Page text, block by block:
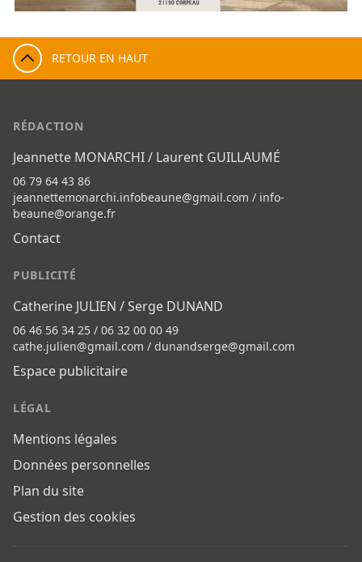
RETOUR EN HAUT
RÉDACTION
Jeannette MONARCHI / Laurent GUILLAUMÉ
06 79 64 43 86
jeannettemonarchi.infobeaune@gmail.com / info-
beaune@orange.fr
Contact
PUBLICITÉ
Catherine JULIEN / Serge DUNAND
06 46 56 34 25 / 06 32 00 00 49
cathe.julien@gmail.com / dunandserge@gmail.com
Espace publicitaire
LÉGAL
Mentions légales
Données personnelles
Plan du site
Gestion des cookies